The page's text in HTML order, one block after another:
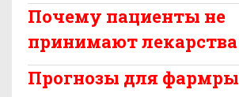
Почему пациенты не
принимают лекарства
Прогнозы для